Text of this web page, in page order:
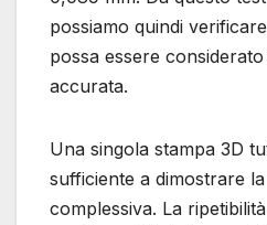
possiamo quindi
possa essere
accurata.
Una singola stampa 3D
sufficiente a dimostrare
complessiva. La